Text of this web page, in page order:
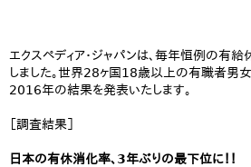
エクスペディア・ジャパンは、毎年恒例の有
しました。世界28ヶ国18歳以上の有職者男
2016年の結果を発表いたします。
［調査結果］
日本の有休消化率、3年ぶりの最下位に！！